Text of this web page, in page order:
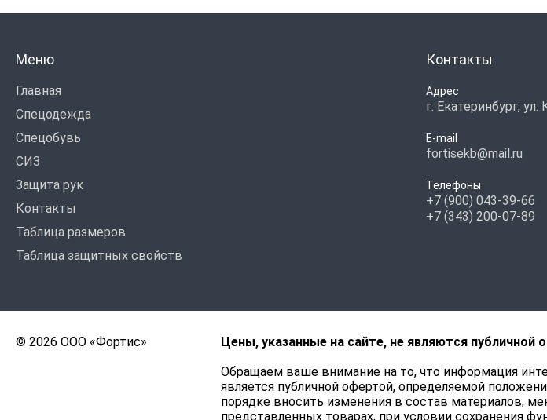
Меню
Главная
Спецодежда
Спецобувь
СИЗ
Защита рук
Контакты
Таблица размеров
Таблица защитных свойств
Контакты
Адрес
г. Екатеринбург,
E-mail
fortisekb@mail.ru
Телефоны
+7 (900) 043-39-66
+7 (343) 200-07-89
© 2026 ООО «Фортис»
Цены, указанные на сайте, не являются публичной
Обращаем ваше внимание на то, что информация
является публичной офертой, определяемой
порядке вносить изменения в состав материалов,
представленных товарах, при условии сохранения